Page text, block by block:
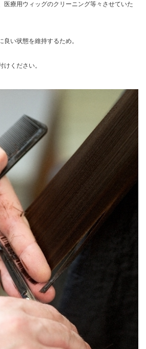
医療用ウィッグのクリーニング等々させていた
良い状態を維持するため。
ください。